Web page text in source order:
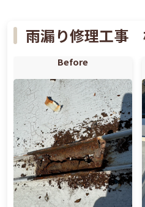
お役立ち情報・お客様の声
雨漏り修理工
Before